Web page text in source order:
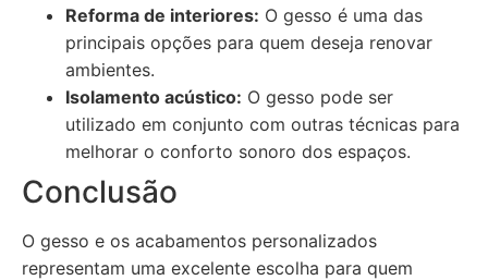
Reforma de interiores: O gesso é uma das
principais opções para quem deseja renovar
ambientes.
Isolamento acústico: O gesso pode ser
utilizado em conjunto com outras técnicas para
melhorar o conforto sonoro dos espaços.
Conclusão
O gesso e os acabamentos personalizados
representam uma excelente escolha para quem